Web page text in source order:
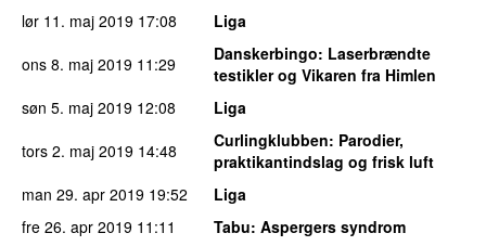
lør 11. maj 2019 17:08
Liga
ons 8. maj 2019 11:29 Danskerbingo: Laserbrændte
testikler og Vikaren fra Himlen
søn 5. maj 2019 12:08
Liga
tors 2. maj 2019 14:48 Curlingklubben: Parodier,
praktikantindslag og frisk luft
man 29. apr 2019 19:52
Liga
fre 26. apr 2019 11:11 Tabu: Aspergers syndrom